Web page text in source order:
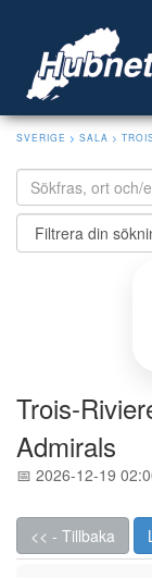
SVERIGE > SALA >
Trois-
Admirals
📅 2026-12-19
<< - Tillbaka